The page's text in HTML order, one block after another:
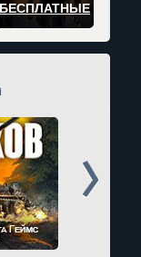
БЕСПЛАТНЫЕ